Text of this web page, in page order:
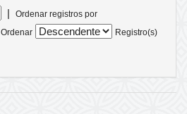
|
Ordenar registros por
Ordenar
Registro(s)